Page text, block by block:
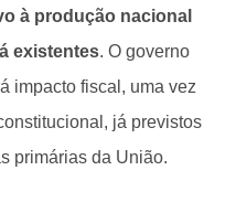
à produção nacional
existentes. O governo
impacto fiscal, uma vez
já previstos
primárias da União.